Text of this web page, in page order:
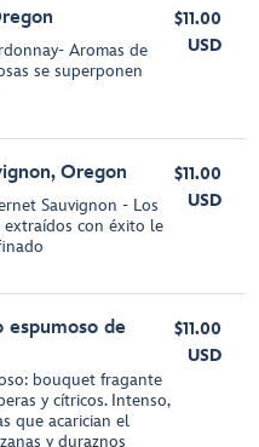
Aromas de
se superponen
$11.00
USD
Oregon
Sauvignon - Los
extraídos con éxito le
$11.00
USD
espumoso de
bouquet fragante
y cítricos. Intenso,
que acarician el
y duraznos
$11.00
USD